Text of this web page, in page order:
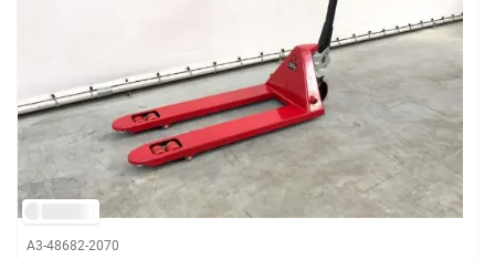
A3-48682-2070